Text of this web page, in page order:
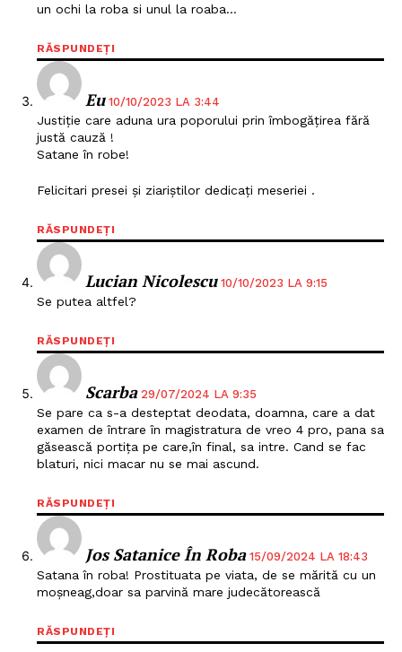
un ochi la roba si unul la roaba…
RĂSPUNDEȚI
Eu 10/10/2023 LA 3:44
Justiție care aduna ura poporului prin îmbogățirea fără
justă cauză !
Satane în robe!
Felicitari presei și ziariștilor dedicați meseriei .
RĂSPUNDEȚI
Lucian Nicolescu 10/10/2023 LA 9:15
Se putea altfel?
RĂSPUNDEȚI
Scarba 29/07/2024 LA 9:35
Se pare ca s-a desteptat deodata, doamna, care a dat
examen de întrare în magistratura de vreo 4 pro, pana sa
găsească portița pe care,în final, sa intre. Cand se fac
blaturi, nici macar nu se mai ascund.
RĂSPUNDEȚI
Jos Satanice În Roba 15/09/2024 LA 18:43
Satana în roba! Prostituata pe viata, de se mărită cu un
moșneag,doar sa parvină mare judecătorească
RĂSPUNDEȚI